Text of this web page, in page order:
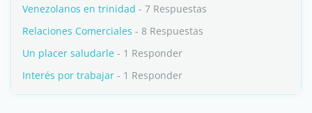
Venezolanos en trinidad - 7 Respuestas
Relaciones Comerciales - 8 Respuestas
Un placer saludarle - 1 Responder
Interés por trabajar - 1 Responder